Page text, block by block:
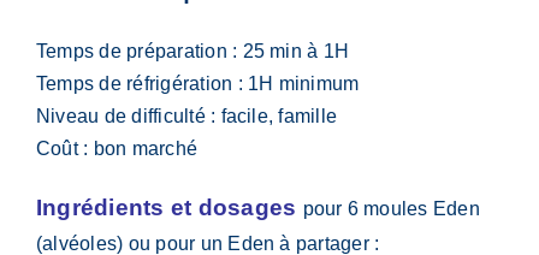
Temps de préparation : 25 min à 1H
Temps de réfrigération : 1H minimum
Niveau de difficulté : facile, famille
Coût : bon marché
Ingrédients et dosages pour 6 moules Eden
(alvéoles) ou pour un Eden à partager :